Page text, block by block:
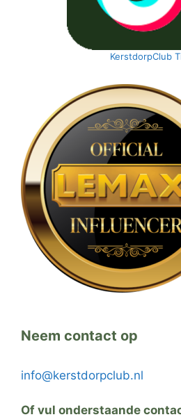
KerstdorpClub
Neem contact op
info@kerstdorpclub.nl
Of vul onderstaande